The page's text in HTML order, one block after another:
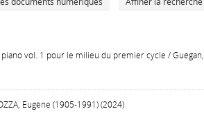
vol. 1 pour le milieu du premier cycle / Guégan,
Eugène (1905-1991) (2024)